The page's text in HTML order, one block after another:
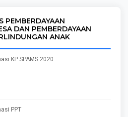
DAN PEMBERDAYAAN
ANAK
KP SPAMS 2020
PPT